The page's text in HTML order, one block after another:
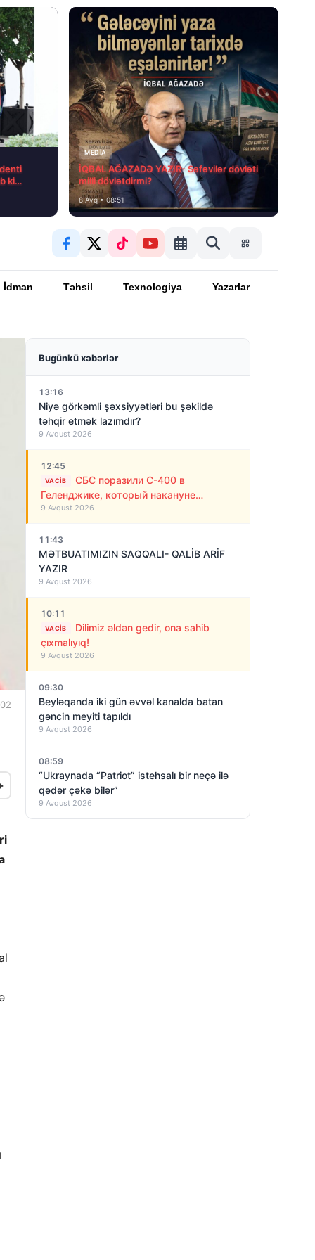
ki…
MEDİA
İQBAL AĞAZADƏ YAZIR- Səfəvilər dövləti
milli dövlətdirmi?
8 Avq • 08:51
İdman Təhsil Texnologiya Yazarlar
Bugünkü xəbərlər
13:16
Niyə görkəmli şəxsiyyətləri bu şəkildə
təhqir etmək lazımdır?
9 Avqust 2026
12:45
VACIB
СБС поразили С-400 в
Геленджике, который накануне
обстреливал Украину ракетами
9 Avqust 2026
11:43
MƏTBUATIMIZIN SAQQALI- QALİB ARİF
YAZIR
9 Avqust 2026
10:11
VACIB
Dilimiz əldən gedir, ona sahib
çıxmalıyıq!
9 Avqust 2026
09:30
Beyləqanda iki gün əvvəl kanalda batan
gəncin meyiti tapıldı
9 Avqust 2026
08:59
“Ukraynada “Patriot” istehsalı bir neçə ilə
qədər çəkə bilər”
9 Avqust 2026